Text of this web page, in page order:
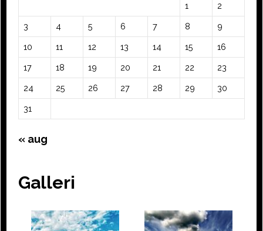
1 2
3 4 5 6 7 8 9
10 11 12 13 14 15 16
17 18 19 20 21 22 23
24 25 26 27 28 29 30
31
« aug
Galleri